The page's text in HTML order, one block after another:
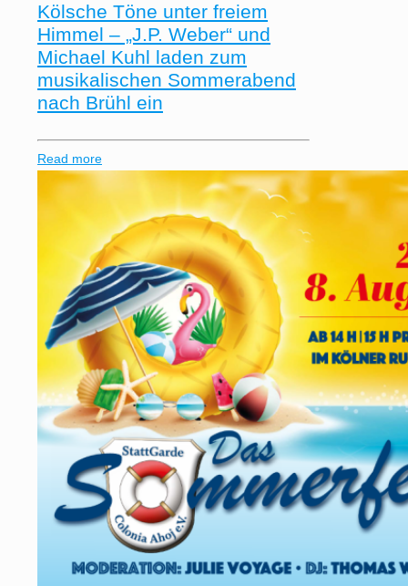
Kölsche Töne unter freiem
Himmel – „J.P. Weber“ und
Michael Kuhl laden zum
musikalischen Sommerabend
nach Brühl ein
Read more